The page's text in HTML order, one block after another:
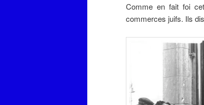
Comme en fait foi
commerces juifs. Ils